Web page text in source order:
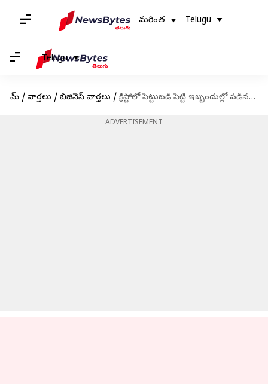
మరింత Telugu
Telugu
హోమ్ / వార్తలు / బిజినెస్ వార్తలు / క్రిప్టోలో పెట్టుబడి పెట్టి ఇబ్బందుల్లో పడిన ప్రముఖులు
ADVERTISEMENT